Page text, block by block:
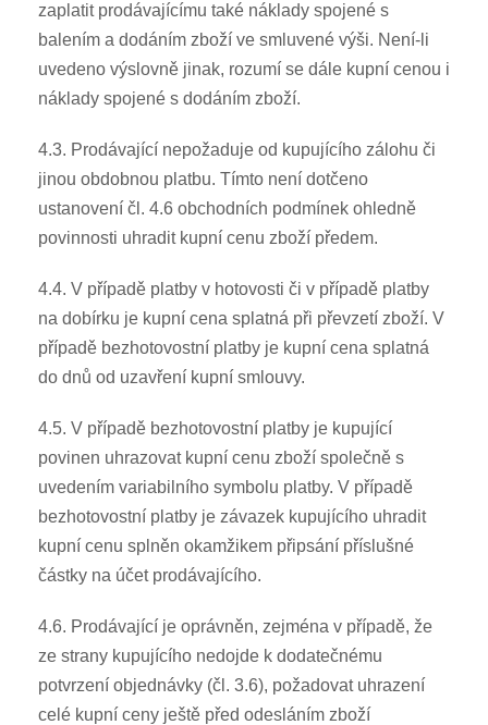
zaplatit prodávajícímu také náklady spojené s
balením a dodáním zboží ve smluvené výši. Není-li
uvedeno výslovně jinak, rozumí se dále kupní cenou i
náklady spojené s dodáním zboží.
4.3. Prodávající nepožaduje od kupujícího zálohu či
jinou obdobnou platbu. Tímto není dotčeno
ustanovení čl. 4.6 obchodních podmínek ohledně
povinnosti uhradit kupní cenu zboží předem.
4.4. V případě platby v hotovosti či v případě platby
na dobírku je kupní cena splatná při převzetí zboží. V
případě bezhotovostní platby je kupní cena splatná
do dnů od uzavření kupní smlouvy.
4.5. V případě bezhotovostní platby je kupující
povinen uhrazovat kupní cenu zboží společně s
uvedením variabilního symbolu platby. V případě
bezhotovostní platby je závazek kupujícího uhradit
kupní cenu splněn okamžikem připsání příslušné
částky na účet prodávajícího.
4.6. Prodávající je oprávněn, zejména v případě, že
ze strany kupujícího nedojde k dodatečnému
potvrzení objednávky (čl. 3.6), požadovat uhrazení
celé kupní ceny ještě před odesláním zboží